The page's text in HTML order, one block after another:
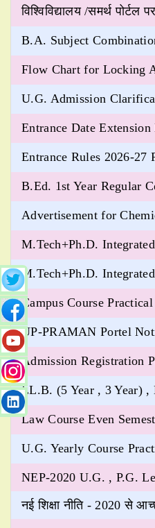
विश्विविद्यालय /समर्थ
B.A. Subject
Flow Chart for Locking
U.G. Admission
Entrance Date
Entrance Rules 2026-27
B.Ed. 1st Year Regular
Advertisement for
M.Tech+Ph.D.
M.Tech+Ph.D.
Campus Course
UP-PRAMAN Portel
Admission Registration
LL.B. (5 Year , 3 Year)
Law Course Even
U.G. Yearly Course
NEP-2020 U.G. , P.G.
नई शिक्षा नीति - 2020 से